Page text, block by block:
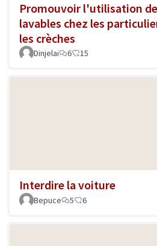
Promouvoir l'utilisation
lavables chez les
les crèches
Dinjelai 6 15
Interdire la voiture
Bepuce
5 6